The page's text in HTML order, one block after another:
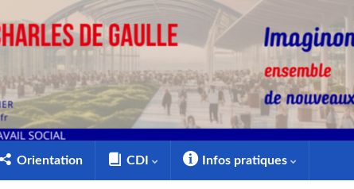
Orientation CDI Infos pratiques